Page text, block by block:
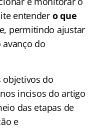
entender o que
permitindo ajustar
do
objetivos do
incisos do artigo
das etapas de
e